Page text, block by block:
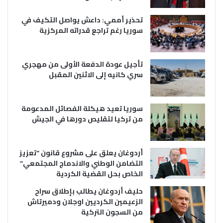
تحذير أممي: داعش يواصل التكيف في
سوريا رغم تراجع قدراته المركزية
تأجيل عودة الدفعة الأولى من مهجري
سري كانيه إلى الاثنين المقبل
سوريا تعيد هيكلة الفصائل المدعومة
من تركيا لتقليص دورها في الجيش
أردوغان يعلق على مشروع قانون “تعزيز
التضامن الوطني والاندماج المجتمعي”
الخاص بحل القضية الكردية
حليف أردوغان يطالب بإطلاق سراح
الزعيمين الكرديين اوجلان ودميرتاش
من السجون التركية